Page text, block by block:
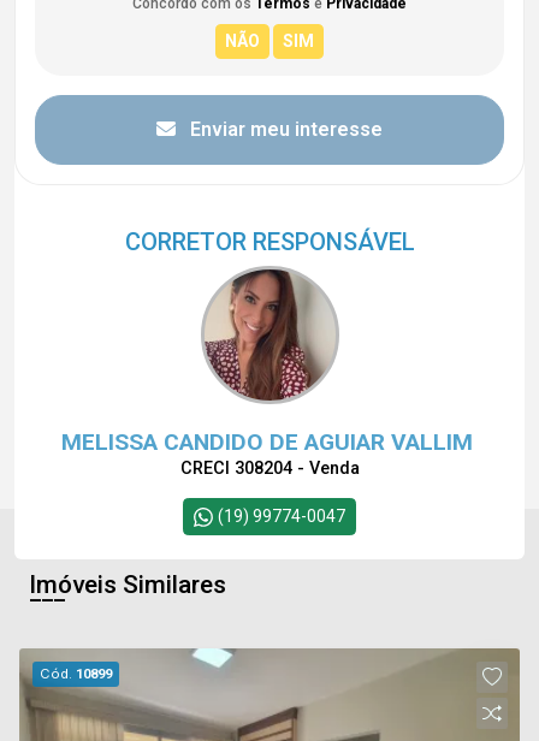
Concordo com os Termos e Privacidade
Enviar meu interesse
CORRETOR RESPONSÁVEL
MELISSA CANDIDO DE AGUIAR VALLIM
CRECI 308204 - Venda
(19) 99774-0047
Imóveis Similares
Cód. 10899